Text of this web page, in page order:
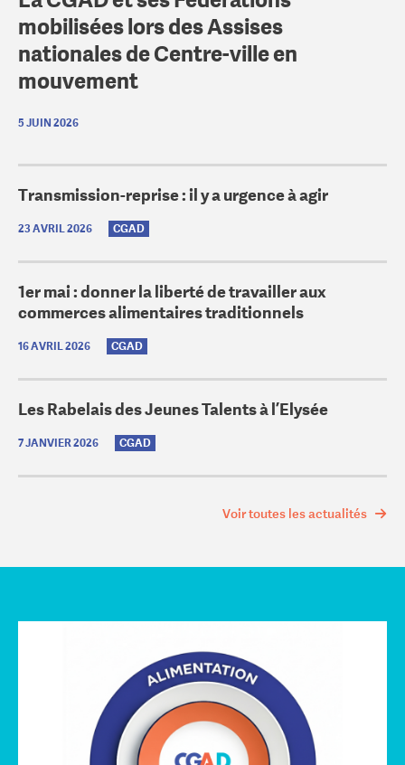
mobilisées lors des Assises
nationales de Centre-ville en
mouvement
5 JUIN 2026
Transmission-reprise : il y a urgence à agir
23 AVRIL 2026 CGAD
1er mai : donner la liberté de travailler aux
commerces alimentaires traditionnels
16 AVRIL 2026 CGAD
Les Rabelais des Jeunes Talents à l’Elysée
7 JANVIER 2026 CGAD
Voir toutes les actualités